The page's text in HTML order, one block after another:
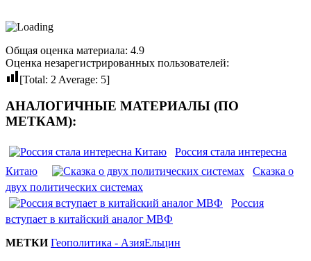
Общая оценка материала: 4.9
Оценка незарегистрированных пользователей:
[Total: 2 Average: 5]
АНАЛОГИЧНЫЕ МАТЕРИАЛЫ (ПО
МЕТКАМ):
Россия стала интересна
Китаю
Сказка о
двух политических системах
Россия
вступает в китайский аналог МВФ
МЕТКИГеополитика - АзияЕльцин